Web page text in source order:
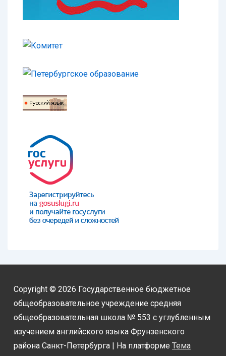
Copyright © 2026 Государственное бюджетное
общеобразовательное учреждение средняя
общеобразовательная школа № 553 с углубленным
изучением английского языка Фрунзенского
района Санкт-Петербурга | На платформе Тема